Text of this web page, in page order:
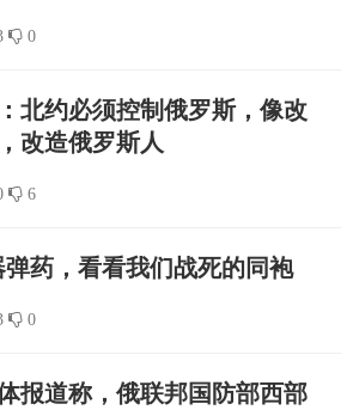
0
北约必须控制俄罗斯，像改
改造俄罗斯人
6
弹药，看看我们战死的同袍
0
报道称，俄联邦国防部西部